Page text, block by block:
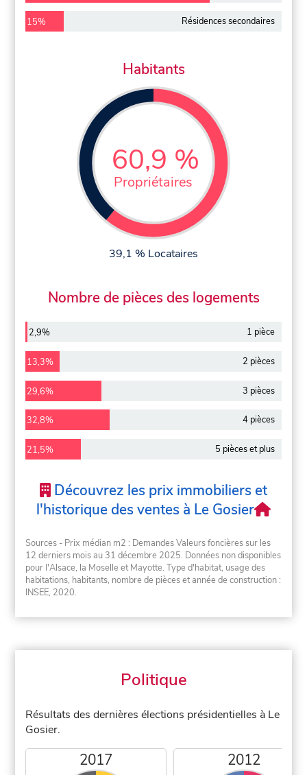
15% Résidences secondaires
Habitants
60,9 %
Propriétaires
39,1 % Locataires
Nombre de pièces des logements
2,9% 1 pièce
13,3% 2 pièces
29,6% 3 pièces
32,8% 4 pièces
21,5% 5 pièces et plus
Découvrez les prix immobiliers et
l'historique des ventes à Le Gosier
Sources - Prix médian m2 : Demandes Valeurs foncières sur les
12 derniers mois au 31 décembre 2025. Données non disponibles
pour l'Alsace, la Moselle et Mayotte. Type d'habitat, usage des
habitations, habitants, nombre de pièces et année de construction :
INSEE, 2020.
Politique
Résultats des dernières élections présidentielles à Le
Gosier.
2017 2012